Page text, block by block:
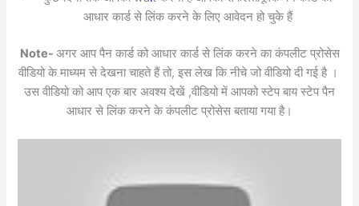
आधार कार्ड से लिंक करने के लिए आवेदन हो चुके हैं
Note- अगर आप पैन कार्ड को आधार कार्ड से लिंक करने का कंपलीट प्रोसेस
वीडियो के माध्यम से देखना चाहते हैं तो, इस लेख कि नीचे जो वीडियो दी गई है ।
उस वीडियो को आप एक बार अवश्य देखें ,वीडियो में आपको स्टेप बाय स्टेप पैन
आधार से लिंक करने के कंपलीट प्रोसेस बताया गया है।